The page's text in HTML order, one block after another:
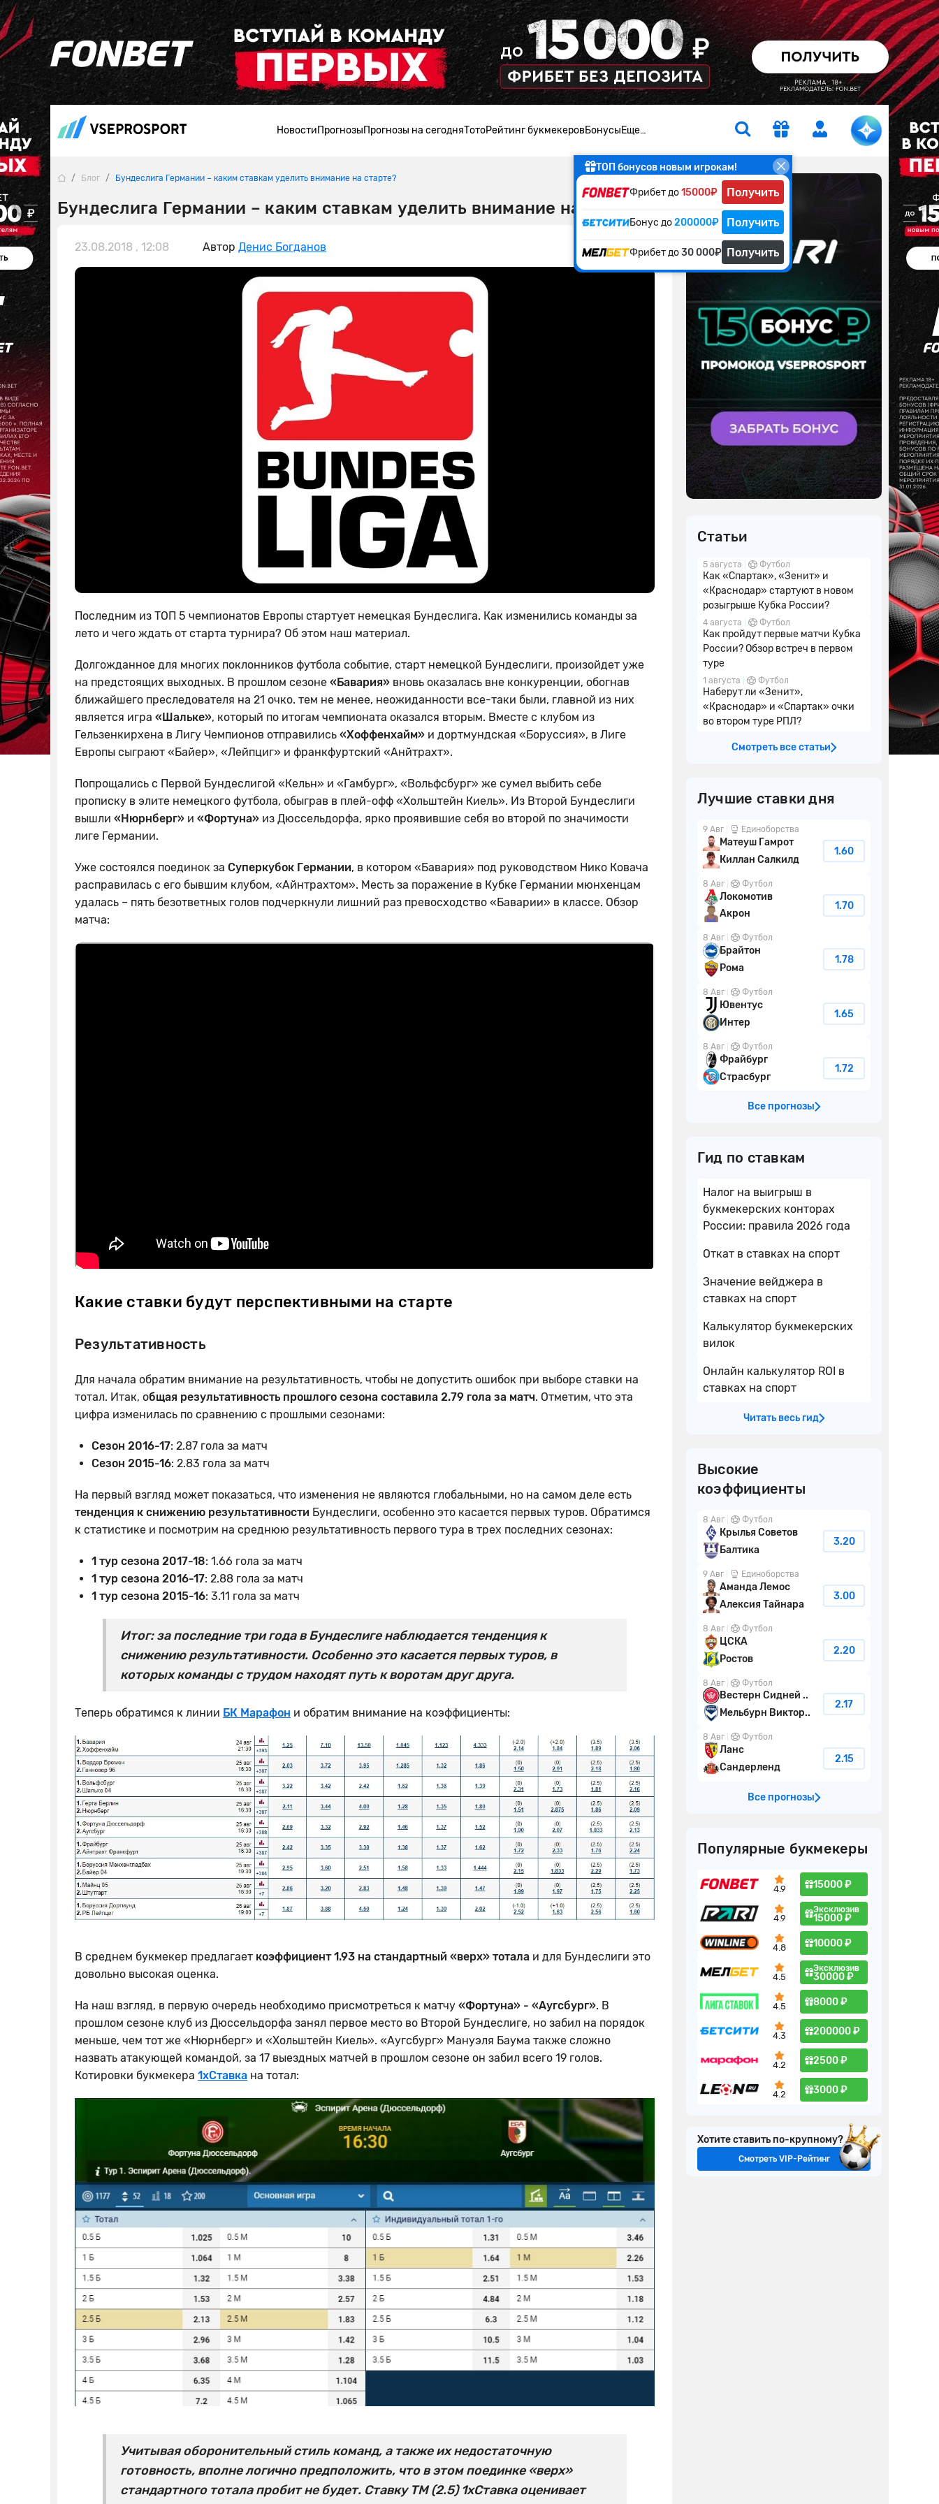
НовостиПрогнозыПрогнозы на сегодняТотоРейтинг букмекеровБонусыЕще…
ТОП бонусов новым игрокам!
Фрибет до15000₽ Получить
Бонус до200000₽ Получить
Фрибет до30 000₽ Получить
Бундеслига Германии – каким ставкам уделить внимание на старте?
Блог Бундеслига Германии – каким ставкам уделить внимание на старте?
Автор Денис Богданов
23.08.2018 , 12:08
Последним из ТОП 5 чемпионатов Европы стартует немецкая Бундеслига. Как изменились команды за
лето и чего ждать от старта турнира? Об этом наш материал.
Долгожданное для многих поклонников футбола событие, старт немецкой Бундеслиги, произойдет уже
на предстоящих выходных. В прошлом сезоне «Бавария» вновь оказалась вне конкуренции, обогнав
ближайшего преследователя на 21 очко. тем не менее, неожиданности все-таки были, главной из них
является игра «Шальке», который по итогам чемпионата оказался вторым. Вместе с клубом из
Гельзенкирхена в Лигу Чемпионов отправились «Хоффенхайм» и дортмундская «Боруссия», в Лиге
Европы сыграют «Байер», «Лейпциг» и франкфуртский «Анйтрахт».
Попрощались с Первой Бундеслигой «Кельн» и «Гамбург», «Вольфсбург» же сумел выбить себе
прописку в элите немецкого футбола, обыграв в плей-офф «Хольштейн Киель». Из Второй Бундеслиги
вышли «Нюрнберг» и «Фортуна» из Дюссельдорфа, ярко проявившие себя во второй по значимости
лиге Германии.
Уже состоялся поединок за Суперкубок Германии, в котором «Бавария» под руководством Нико Ковача
расправилась с его бывшим клубом, «Айнтрахтом». Месть за поражение в Кубке Германии мюнхенцам
удалась – пять безответных голов подчеркнули лишний раз превосходство «Баварии» в классе. Обзор
матча:
Какие ставки будут перспективными на старте
Результативность
Для начала обратим внимание на результативность, чтобы не допустить ошибок при выборе ставки на
тотал. Итак, общая результативность прошлого сезона составила 2.79 гола за матч. Отметим, что эта
цифра изменилась по сравнению с прошлыми сезонами:
Сезон 2016-17: 2.87 гола за матч
Сезон 2015-16: 2.83 гола за матч
На первый взгляд может показаться, что изменения не являются глобальными, но на самом деле есть
тенденция к снижению результативности Бундеслиги, особенно это касается первых туров. Обратимся
к статистике и посмотрим на среднюю результативность первого тура в трех последних сезонах:
1 тур сезона 2017-18: 1.66 гола за матч
1 тур сезона 2016-17: 2.88 гола за матч
1 тур сезона 2015-16: 3.11 гола за матч
Итог: за последние три года в Бундеслиге наблюдается тенденция к
снижению результативности. Особенно это касается первых туров, в
которых команды с трудом находят путь к воротам друг друга.
Теперь обратимся к линии БК Марафон и обратим внимание на коэффициенты:
В среднем букмекер предлагает коэффициент 1.93 на стандартный «верх» тотала и для Бундеслиги это
довольно высокая оценка.
На наш взгляд, в первую очередь необходимо присмотреться к матчу «Фортуна» - «Аугсбург». В
прошлом сезоне клуб из Дюссельдорфа занял первое место во Второй Бундеслиге, но забил на порядок
меньше, чем тот же «Нюрнберг» и «Хольштейн Киель». «Аугсбург» Мануэля Баума также сложно
назвать атакующей командой, за 17 выездных матчей в прошлом сезоне он забил всего 19 голов.
Котировки букмекера 1хСтавка на тотал:
Учитывая оборонительный стиль команд, а также их недостаточную
готовность, вполне логично предположить, что в этом поединке «верх»
стандартного тотала пробит не будет. Ставку ТМ (2.5) 1хСтавка оценивает
Статьи
5 августа Футбол
Как «Спартак», «Зенит» и
«Краснодар» стартуют в новом
розыгрыше Кубка России?
4 августа Футбол
Как пройдут первые матчи Кубка
России? Обзор встреч в первом
туре
1 августа Футбол
Наберут ли «Зенит»,
«Краснодар» и «Спартак» очки
во втором туре РПЛ?
Смотреть все статьи
Лучшие ставки дня
9 Авг Единоборства
Матеуш Гамрот
Киллан Салкилд
1.60
8 Авг Футбол
Локомотив
Акрон
1.70
8 Авг Футбол
Брайтон
Рома
1.78
8 Авг Футбол
Ювентус
Интер
1.65
8 Авг Футбол
Фрайбург
Страсбург
1.72
Все прогнозы
Гид по ставкам
Налог на выигрыш в
букмекерских конторах
России: правила 2026 года
Откат в ставках на спорт
Значение вейджера в
ставках на спорт
Калькулятор букмекерских
вилок
Онлайн калькулятор ROI в
ставках на спорт
Читать весь гид
Высокие
коэффициенты
8 Авг Футбол
Крылья Советов
Балтика
3.20
9 Авг Единоборства
Аманда Лемос
Алексия Тайнара
3.00
8 Авг Футбол
ЦСКА
Ростов
2.20
8 Авг Футбол
Вестерн Сидней ..
Мельбурн Виктор..
2.17
8 Авг Футбол
Ланс
Сандерленд
2.15
Все прогнозы
Популярные букмекеры
4.9 15000 ₽
4.9
Эксклюзив
15000 ₽
4.8 10000 ₽
4.5
Эксклюзив
30000 ₽
4.5 8000 ₽
4.3 200000 ₽
4.2 2500 ₽
4.2 3000 ₽
Хотите ставить по-крупному?
Смотреть VIP-Рейтинг